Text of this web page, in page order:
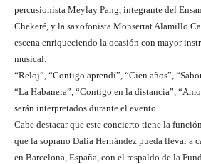
percusionista Meylay Pang, integrante del
Chekeré, y la saxofonista Monserrat Alamillo
escena enriqueciendo la ocasión con mayor
musical.
“Reloj”, “Contigo aprendí”, “Cien años”,
“La Habanera”, “Contigo en la distancia”,
serán interpretados durante el evento.
Cabe destacar que este concierto tiene la
que la soprano Dalia Hernández pueda llevar a
en Barcelona, España, con el respaldo de la